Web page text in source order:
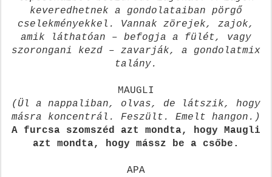
keveredhetnek a gondolataiban pörgő
cselekményekkel. Vannak zörejek, zajok,
amik láthatóan – befogja a fülét, vagy
szorongani kezd – zavarják, a gondolatmix
talány.
MAUGLI
(Ül a nappaliban, olvas, de látszik, hogy
másra koncentrál. Feszült. Emelt hangon.)
A furcsa szomszéd azt mondta, hogy Maugli
azt mondta, hogy mássz be a csőbe.
APA